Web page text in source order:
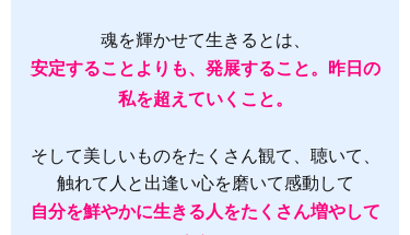
魂を輝かせて生きるとは、
安定することよりも、発展すること。昨日の
私を超えていくこと。
そして美しいものをたくさん観て、聴いて、
触れて人と出逢い心を磨いて感動して
自分を鮮やかに生きる人をたくさん増やして